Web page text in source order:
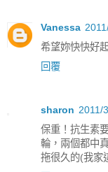
Vanessa
希望妳快快好
回覆
sharon 2011/
保重！抗生素
輪，兩個都中
拖很久的(我家